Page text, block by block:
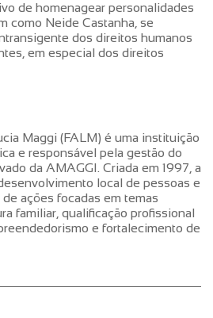
de homenagear personalidades
como Neide Castanha, se
dos direitos humanos
em especial dos direitos
Maggi (FALM) é uma instituição
e responsável pela gestão do
da AMAGGI. Criada em 1997, a
local de pessoas e
ações focadas em temas
familiar, qualificação profissional
e fortalecimento de